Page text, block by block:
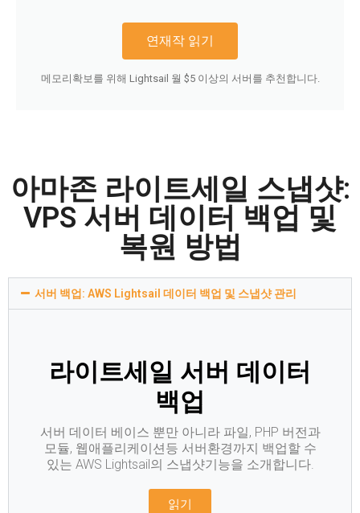
연재작 읽기
메모리확보를 위해 Lightsail 월 $5 이상의 서버를 추천합니다.
아마존 라이트세일 스냅샷:
VPS 서버 데이터 백업 및
복원 방법
서버 백업: AWS Lightsail 데이터 백업 및 스냅샷 관리
라이트세일 서버 데이터
백업
서버 데이터 베이스 뿐만 아니라 파일, PHP 버전과
모듈, 웹애플리케이션등 서버환경까지 백업할 수
있는 AWS Lightsail의 스냅샷기능을 소개합니다.
읽기